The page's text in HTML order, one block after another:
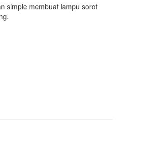
simple membuat lampu sorot